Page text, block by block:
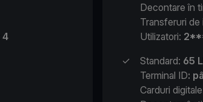
4
Decontare în
Transferuri de
Utilizatori:
✓
Standard: 65
Terminal ID:
Carduri